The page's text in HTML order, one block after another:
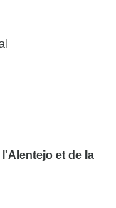
et de la